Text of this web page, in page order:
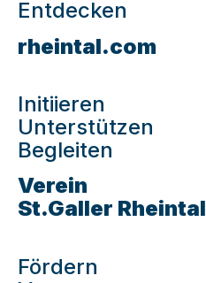
Entdecken
rheintal.com
Initiieren
Unterstützen
Begleiten
Verein
St.Galler Rheintal
Fördern